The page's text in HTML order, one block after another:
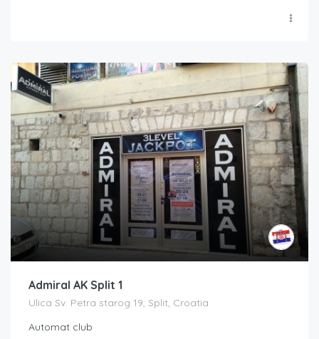
Admiral AK Split 1
Ulica Sv. Petra starog 19, Split, Croatia
Automat club